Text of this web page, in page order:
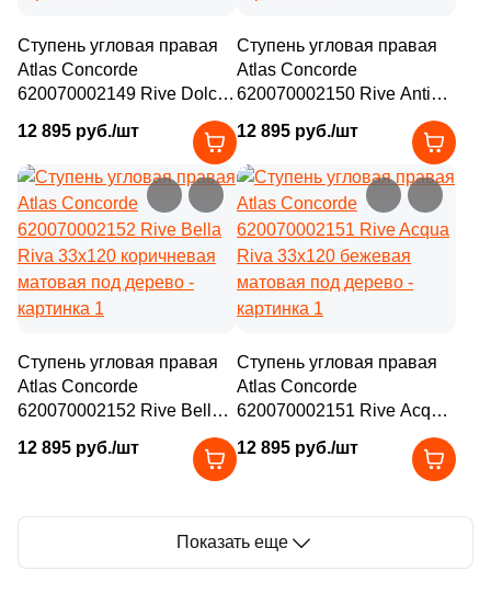
Ступень угловая правая
Atlas Concorde
620070002149 Rive Dolce
Riva 33x120 коричневая
матовая под дерево
12 895 руб./шт
Ступень угловая правая
Atlas Concorde
620070002150 Rive Antica
Riva 33x120 коричневая
матовая под дерево
12 895 руб./шт
Ступень угловая правая
Atlas Concorde
620070002152 Rive Bella
Riva 33x120 коричневая
матовая под дерево
12 895 руб./шт
Ступень угловая правая
Atlas Concorde
620070002151 Rive Acqua
матовая под дерево
12 895 руб./шт
Показать еще